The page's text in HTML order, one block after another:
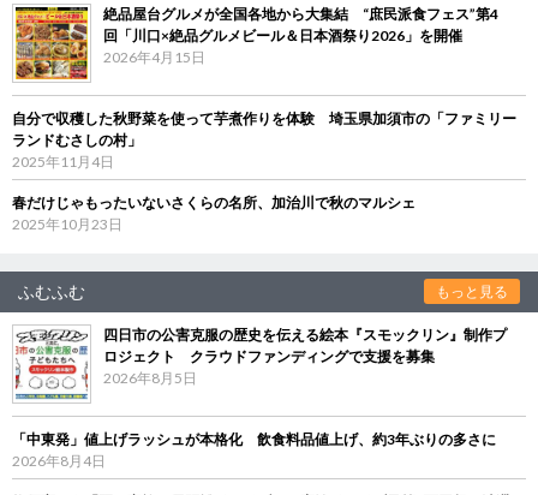
絶品屋台グルメが全国各地から大集結 “庶民派食フェス”第4
回「川口×絶品グルメビール＆日本酒祭り2026」を開催
2026年4月15日
自分で収穫した秋野菜を使って芋煮作りを体験 埼玉県加須市の「ファミリー
ランドむさしの村」
2025年11月4日
春だけじゃもったいないさくらの名所、加治川で秋のマルシェ
2025年10月23日
ふむふむ もっと見る
四日市の公害克服の歴史を伝える絵本『スモックリン』制作プ
ロジェクト クラウドファンディングで支援を募集
2026年8月5日
「中東発」値上げラッシュが本格化 飲食料品値上げ、約3年ぶりの多さに
2026年8月4日